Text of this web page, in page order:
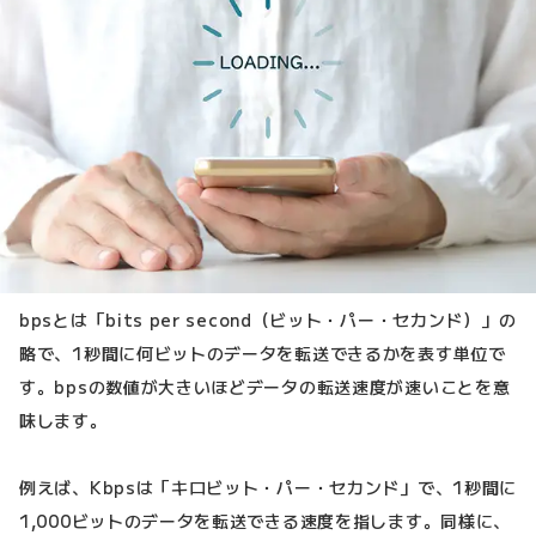
bpsとは「bits per second（ビット・パー・セカンド）」の
略で、1秒間に何ビットのデータを転送できるかを表す単位で
す。bpsの数値が大きいほどデータの転送速度が速いことを意
味します。
例えば、Kbpsは「キロビット・パー・セカンド」で、1秒間に
1,000ビットのデータを転送できる速度を指します。同様に、